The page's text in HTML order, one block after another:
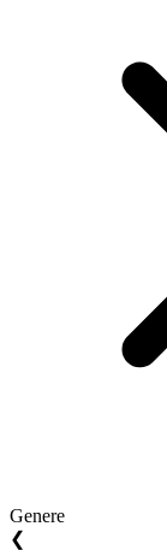
Genere
❮